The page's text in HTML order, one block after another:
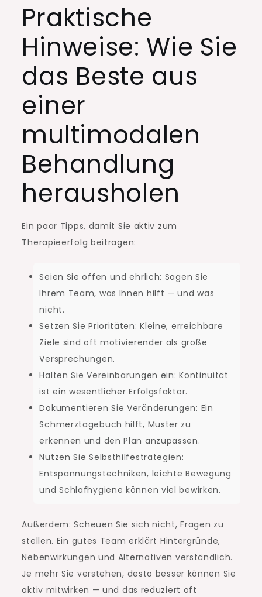
Praktische
Hinweise: Wie Sie
das Beste aus
einer
multimodalen
Behandlung
herausholen
Ein paar Tipps, damit Sie aktiv zum
Therapieerfolg beitragen:
Seien Sie offen und ehrlich: Sagen Sie
Ihrem Team, was Ihnen hilft — und was
nicht.
Setzen Sie Prioritäten: Kleine, erreichbare
Ziele sind oft motivierender als große
Versprechungen.
Halten Sie Vereinbarungen ein: Kontinuität
ist ein wesentlicher Erfolgsfaktor.
Dokumentieren Sie Veränderungen: Ein
Schmerztagebuch hilft, Muster zu
erkennen und den Plan anzupassen.
Nutzen Sie Selbsthilfestrategien:
Entspannungstechniken, leichte Bewegung
und Schlafhygiene können viel bewirken.
Außerdem: Scheuen Sie sich nicht, Fragen zu
stellen. Ein gutes Team erklärt Hintergründe,
Nebenwirkungen und Alternativen verständlich.
Je mehr Sie verstehen, desto besser können Sie
aktiv mitwirken — und das reduziert oft